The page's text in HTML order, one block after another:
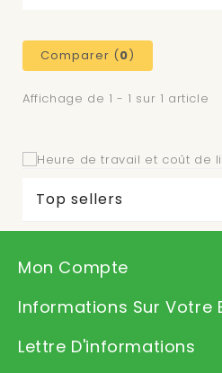
Comparer (0)
Affichage de 1 - 1 sur 1 article
Top sellers
Mon Compte
Informations Sur Votre
Lettre D'informations